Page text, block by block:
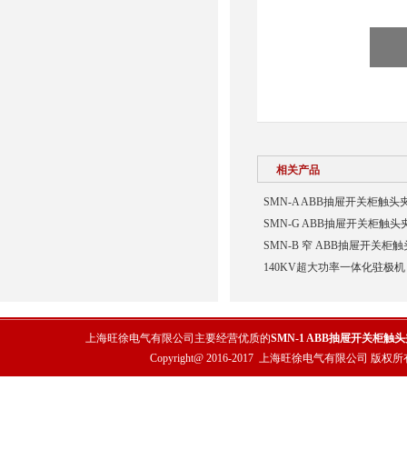
相关产品
SMN-A ABB抽屉开关柜触头
SMN-G ABB抽屉开关柜触头
SMN-B 窄 ABB抽屉开关柜触
140KV超大功率一体化驻极机
上海旺徐电气有限公司主要经营优质的SMN-1 ABB抽屉开关柜触
Copyright@ 2016-2017 上海旺徐电气有限公司 版权